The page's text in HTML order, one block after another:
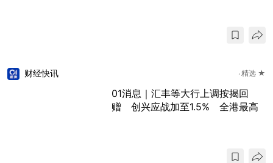
财经快讯 精选 ★
01消息｜汇丰等大行上调按揭回
赠 创兴应战加至1.5% 全港最高